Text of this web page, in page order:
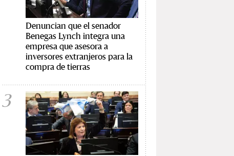
Denuncian que el senador
Benegas Lynch integra una
empresa que asesora a
inversores extranjeros para la
compra de tierras
3